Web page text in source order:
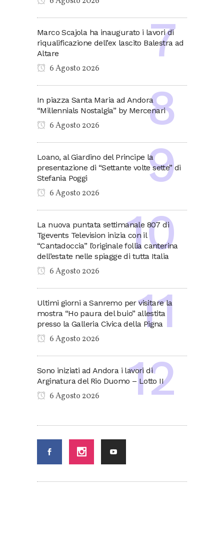
Marco Scajola ha inaugurato i lavori di
riqualificazione dell’ex lascito Balestra ad
Altare
6 Agosto 2026
In piazza Santa Maria ad Andora
“Millennials Nostalgia” by Mercenari
6 Agosto 2026
Loano, al Giardino del Principe la
presentazione di “Settante volte sette” di
Stefania Poggi
6 Agosto 2026
La nuova puntata settimanale 807 di
Tgevents Television inizia con il
“Cantadoccia” l’originale follia canterina
dell’estate nelle spiagge di tutta Italia
6 Agosto 2026
Ultimi giorni a Sanremo per visitare la
mostra “Ho paura del buio” allestita
presso la Galleria Civica della Pigna
6 Agosto 2026
Sono iniziati ad Andora i lavori di
Arginatura del Rio Duomo – Lotto II
6 Agosto 2026